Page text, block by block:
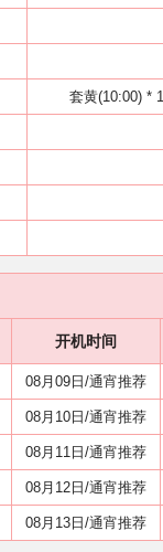
套黄(10:00) * 1
开机时间
08月09日/通宵推荐
08月10日/通宵推荐
08月11日/通宵推荐
08月12日/通宵推荐
08月13日/通宵推荐